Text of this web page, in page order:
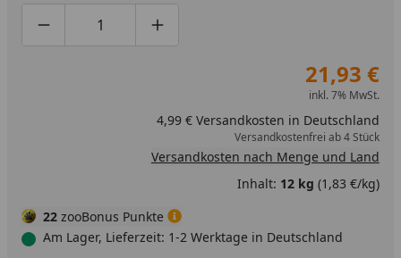
Produktmenge um eins verringern
Produktmenge manuell eingeben
Produktmenge um eins erhöhen
21,93 €
inkl. 7% MwSt.
4,99 € Versandkosten in Deutschland
Versandkostenfrei ab 4 Stück
Versandkosten nach Menge und Land
Inhalt: 12 kg (1,83 €/kg)
22 zooBonus Punkte
Am Lager, Lieferzeit: 1-2 Werktage in Deutschland